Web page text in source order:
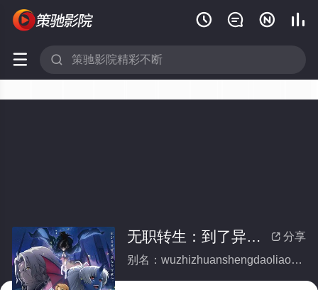
   
 
 分享
无职转生：到了异世界就拿出真本事 第三季
别名：wuzhizhuanshengdaoliaoyishijiejiunachuzhenbenshidisanji